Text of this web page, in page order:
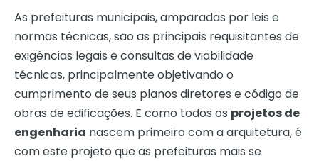
As prefeituras municipais, amparadas por leis e
normas técnicas, são as principais requisitantes de
exigências legais e consultas de viabilidade
técnicas, principalmente objetivando o
cumprimento de seus planos diretores e código de
obras de edificações. E como todos os projetos de
engenharia nascem primeiro com a arquitetura, é
com este projeto que as prefeituras mais se